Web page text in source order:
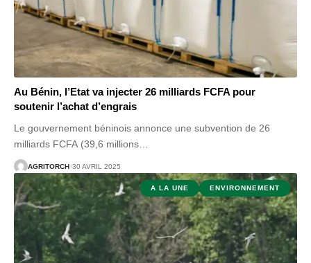
Au Bénin, l’Etat va injecter 26 milliards FCFA pour
soutenir l’achat d’engrais
Le gouvernement béninois annonce une subvention de 26
milliards FCFA (39,6 millions…
AGRITORCH 30 AVRIL 2025
A LA UNE ENVIRONNEMENT